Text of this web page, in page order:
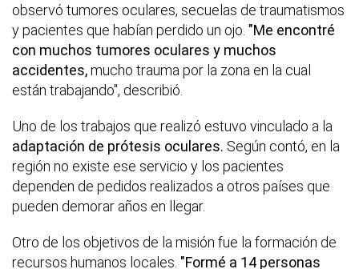
observó tumores oculares, secuelas de traumatismos
y pacientes que habían perdido un ojo. "Me encontré
con muchos tumores oculares y muchos
accidentes,mucho trauma por la zona en la cual
están trabajando", describió.
Uno de los trabajos que realizó estuvo vinculado a la
adaptación de prótesis oculares. Según contó, en la
región no existe ese servicio y los pacientes
dependen de pedidos realizados a otros países que
pueden demorar años en llegar.
Otro de los objetivos de la misión fue la formación de
recursos humanos locales. "Formé a 14 personas